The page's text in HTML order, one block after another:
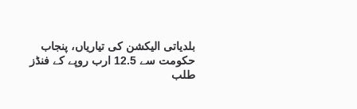
بلدیاتی الیکشن کی تیاریاں، پنجاب
حکومت سے 12.5 ارب روپے کے فنڈز
طلب